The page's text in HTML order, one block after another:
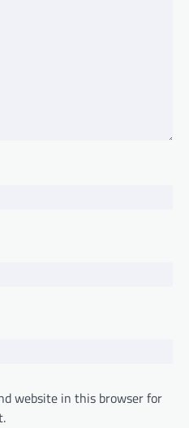
website in this browser for